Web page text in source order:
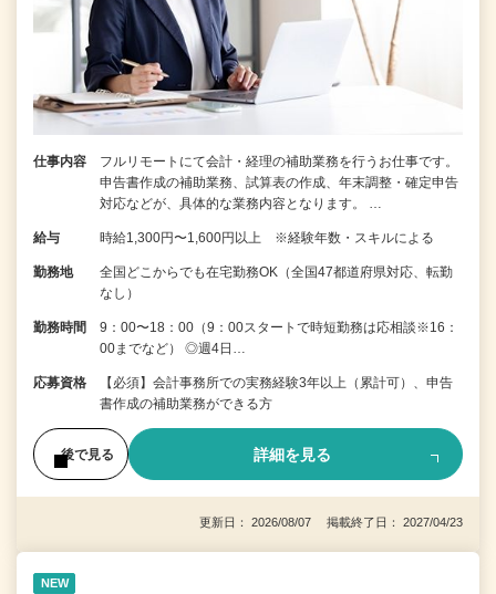
仕事内容
フルリモートにて会計・経理の補助業務を行うお仕事です。
申告書作成の補助業務、試算表の作成、年末調整・確定申告
対応などが、具体的な業務内容となります。 …
給与 時給1,300円〜1,600円以上 ※経験年数・スキルによる
勤務地
全国どこからでも在宅勤務OK（全国47都道府県対応、転勤
なし）
勤務時間
9：00〜18：00（9：00スタートで時短勤務は応相談※16：
00までなど） ◎週4日…
応募資格
【必須】会計事務所での実務経験3年以上（累計可）、申告
書作成の補助業務ができる方
後で見る 詳細を見る
更新日： 2026/08/07 掲載終了日： 2027/04/23
NEW